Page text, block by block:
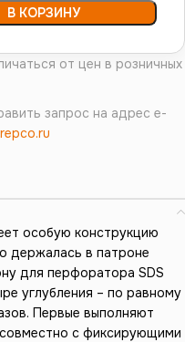
В КОРЗИНУ
от цен в розничных
запрос на адрес e-
особую конструкцию
держалась в патроне
для перфоратора SDS
углубления – по равному
Первые выполняют
с фиксирующими